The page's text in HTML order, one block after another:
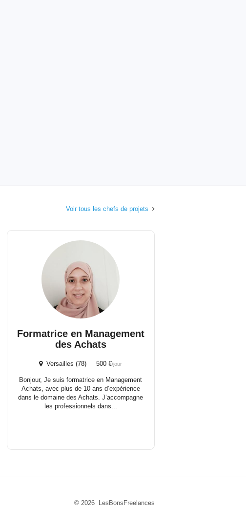
Voir tous les chefs de projets
Formatrice en Management
des Achats
Versailles (78) 500 €/jour
Bonjour, Je suis formatrice en Management
Achats, avec plus de 10 ans d’expérience
dans le domaine des Achats. J’accompagne
les professionnels dans...
© 2026 LesBonsFreelances